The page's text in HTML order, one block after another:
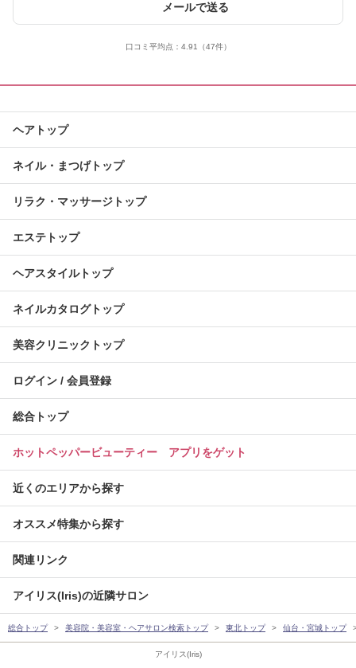
アイリス(Iris)
メールで送る
口コミ平均点： 4.91 （47件）
ヘアトップ
ネイル・まつげトップ
リラク・マッサージトップ
エステトップ
ヘアスタイルトップ
ネイルカタログトップ
美容クリニックトップ
ログイン / 会員登録
総合トップ
ホットペッパービューティー アプリをゲット
近くのエリアから探す
オススメ特集から探す
関連リンク
アイリス(Iris)の近隣サロン
総合トップ 美容院・美容室・ヘアサロン検索トップ 東北トップ 仙台・宮城トップ